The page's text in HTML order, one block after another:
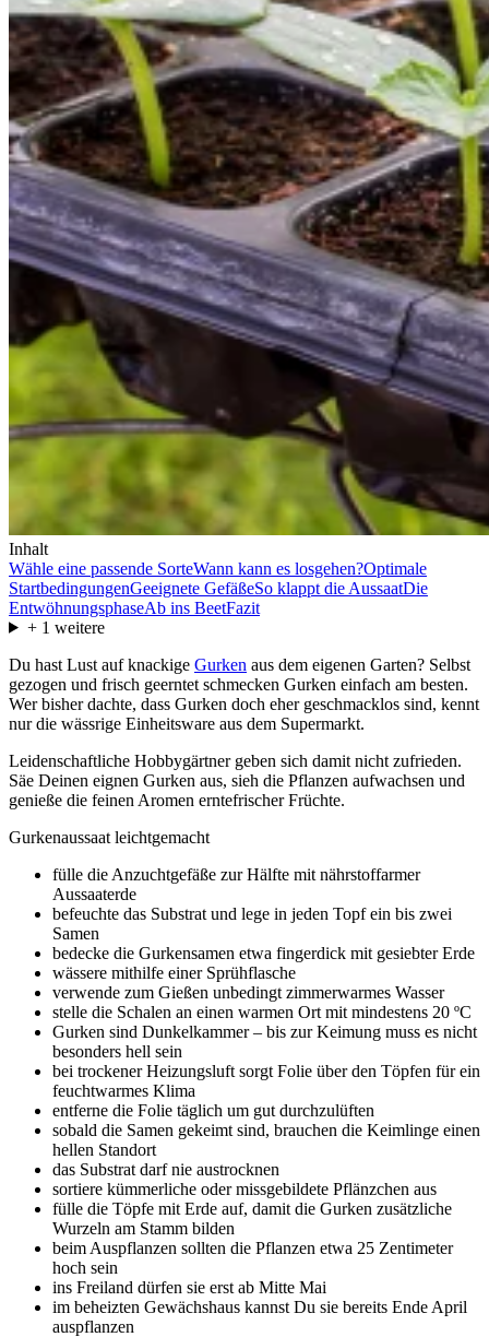
Inhalt
Wähle eine passende SorteWann kann es losgehen?Optimale
StartbedingungenGeeignete GefäßeSo klappt die AussaatDie
EntwöhnungsphaseAb ins BeetFazit
+ 1 weitere
Du hast Lust auf knackige Gurken aus dem eigenen Garten? Selbst
gezogen und frisch geerntet schmecken Gurken einfach am besten.
Wer bisher dachte, dass Gurken doch eher geschmacklos sind, kennt
nur die wässrige Einheitsware aus dem Supermarkt.
Leidenschaftliche Hobbygärtner geben sich damit nicht zufrieden.
Säe Deinen eignen Gurken aus, sieh die Pflanzen aufwachsen und
genieße die feinen Aromen erntefrischer Früchte.
Gurkenaussaat leichtgemacht
fülle die Anzuchtgefäße zur Hälfte mit nährstoffarmer
Aussaaterde
befeuchte das Substrat und lege in jeden Topf ein bis zwei
Samen
bedecke die Gurkensamen etwa fingerdick mit gesiebter Erde
wässere mithilfe einer Sprühflasche
verwende zum Gießen unbedingt zimmerwarmes Wasser
stelle die Schalen an einen warmen Ort mit mindestens 20 ºC
Gurken sind Dunkelkammer – bis zur Keimung muss es nicht
besonders hell sein
bei trockener Heizungsluft sorgt Folie über den Töpfen für ein
feuchtwarmes Klima
entferne die Folie täglich um gut durchzulüften
sobald die Samen gekeimt sind, brauchen die Keimlinge einen
hellen Standort
das Substrat darf nie austrocknen
sortiere kümmerliche oder missgebildete Pflänzchen aus
fülle die Töpfe mit Erde auf, damit die Gurken zusätzliche
Wurzeln am Stamm bilden
beim Auspflanzen sollten die Pflanzen etwa 25 Zentimeter
hoch sein
ins Freiland dürfen sie erst ab Mitte Mai
im beheizten Gewächshaus kannst Du sie bereits Ende April
auspflanzen